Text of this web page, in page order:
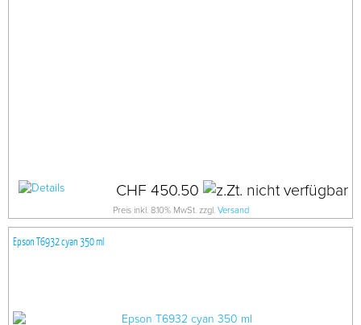
CHF 450.50
Preis inkl. 8.10% MwSt. zzgl. Versand
Epson T6932 cyan 350 ml